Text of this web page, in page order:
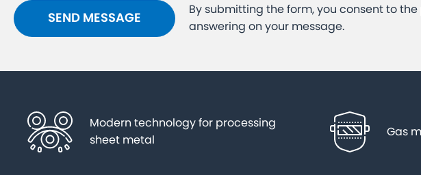
By submitting the form, you consent to
answering on your message.
Modern technology for processing
sheet metal
Gas